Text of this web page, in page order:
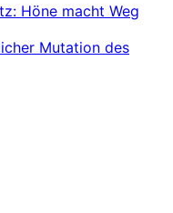
Höne macht Weg
Mutation des